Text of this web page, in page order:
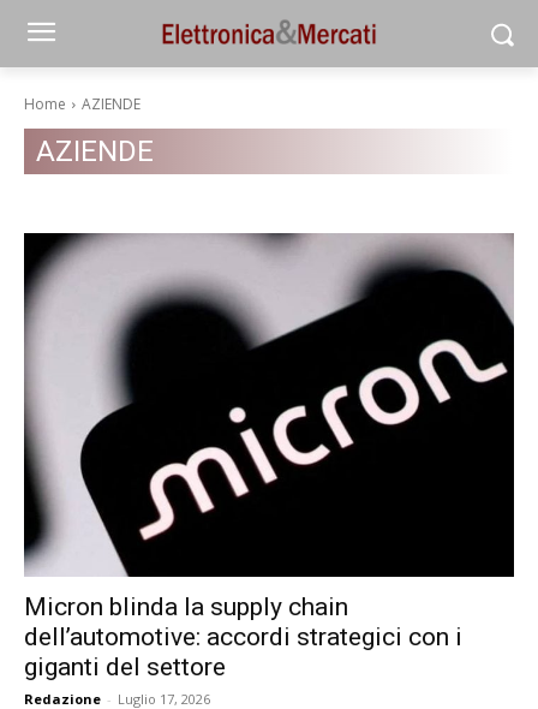
Home AZIENDE
AZIENDE
Micron blinda la supply chain
dell’automotive: accordi strategici con i
giganti del settore
Redazione - Luglio 17, 2026